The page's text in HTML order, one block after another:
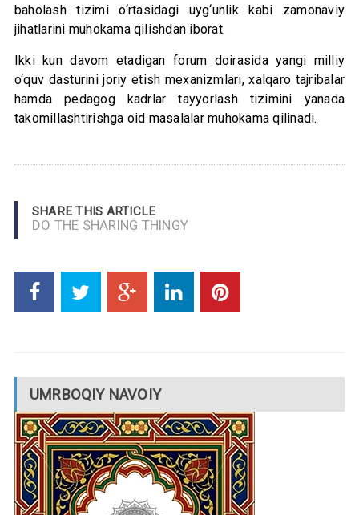
baholash tizimi o‘rtasidagi uyg‘unlik kabi zamonaviy
jihatlarini muhokama qilishdan iborat.
Ikki kun davom etadigan forum doirasida yangi milliy
o‘quv dasturini joriy etish mexanizmlari, xalqaro tajribalar
hamda pedagog kadrlar tayyorlash tizimini yanada
takomillashtirishga oid masalalar muhokama qilinadi.
SHARE THIS ARTICLE
DO THE SHARING THINGY
UMRBOQIY NAVOIY